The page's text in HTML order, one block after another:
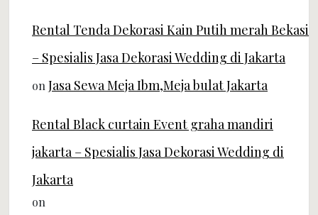
Rental Tenda Dekorasi Kain Putih merah Bekasi
– Spesialis Jasa Dekorasi Wedding di Jakarta
on Jasa Sewa Meja Ibm,Meja bulat Jakarta
Rental Black curtain Event graha mandiri
jakarta – Spesialis Jasa Dekorasi Wedding di
Jakarta
on